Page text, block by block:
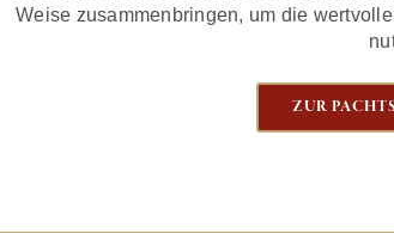
Weise zusammenbringen, um die
ZUR